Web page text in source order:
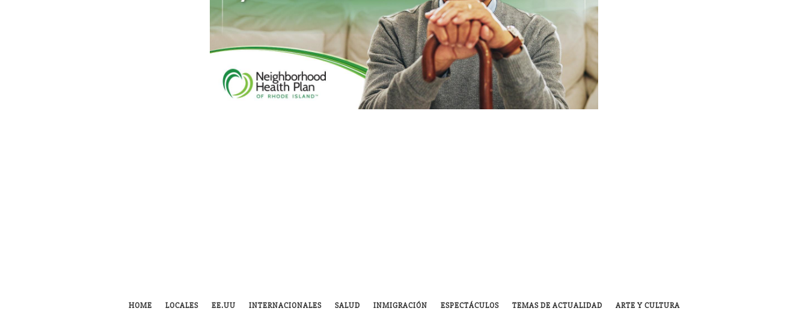
HOME LOCALES EE.UU INTERNACIONALES SALUD INMIGRACIÓN ESPECTÁCULOS TEMAS DE ACTUALIDAD ARTE Y CULTURA